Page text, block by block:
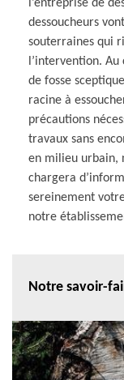
l’entreprise de
dessoucheurs
souterraines qui
l’intervention. Au
de fosse
racine à
précautions
travaux sans
en milieu urbain,
chargera
sereinement
notre
Notre savoir-